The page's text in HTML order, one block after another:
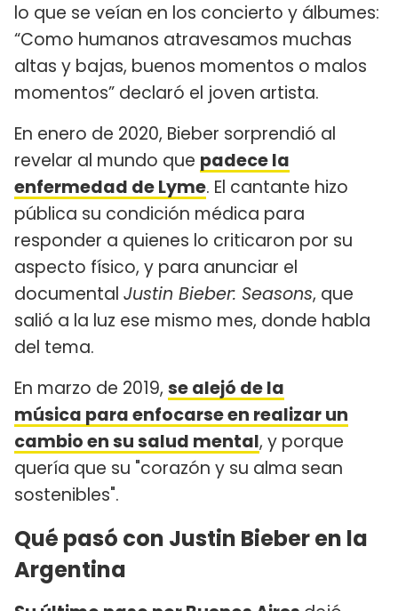
lo que se veían en los concierto y álbumes:
“Como humanos atravesamos muchas
altas y bajas, buenos momentos o malos
momentos” declaró el joven artista.
En enero de 2020, Bieber sorprendió al
revelar al mundo que padece la
enfermedad de Lyme. El cantante hizo
pública su condición médica para
responder a quienes lo criticaron por su
aspecto físico, y para anunciar el
documental Justin Bieber: Seasons, que
salió a la luz ese mismo mes, donde habla
del tema.
En marzo de 2019, se alejó de la
música para enfocarse en realizar un
cambio en su salud mental, y porque
quería que su "corazón y su alma sean
sostenibles".
Qué pasó con Justin Bieber en la
Argentina